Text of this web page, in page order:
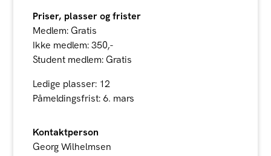
Priser, plasser og frister
Medlem: Gratis
Ikke medlem: 350,-
Student medlem: Gratis
Ledige plasser: 12
Påmeldingsfrist: 6. mars
Kontaktperson
Georg Wilhelmsen